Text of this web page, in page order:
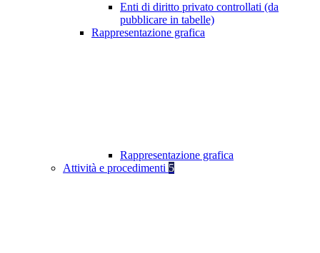
Enti di diritto privato controllati (da
pubblicare in tabelle)
Rappresentazione grafica
Rappresentazione grafica
Attività e procedimenti 5